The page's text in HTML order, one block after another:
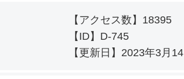
【アクセス数】 18395
【ID】 D-745
【更新日】 2023年3月